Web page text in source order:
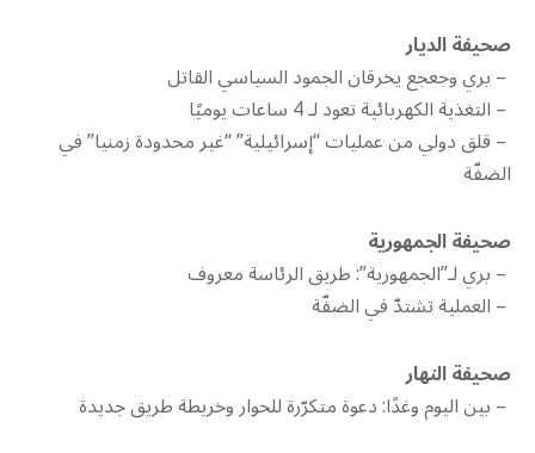
صحيفة الديار
– بري وجعجع يخرقان الجمود السياسي القاتل
– التغذية الكهربائية تعود لـ 4 ساعات يوميًا
– قلق دولي من عمليات “إسرائيلية” “غير محدودة زمنيا” في
الضفّة
صحيفة الجمهورية
– بري لـ”الجمهورية”: طريق الرئاسة معروف
– العملية تشتدّ في الضفّة
صحيفة النهار
– بين اليوم وغدًا: دعوة متكرّرة للحوار وخريطة طريق جديدة